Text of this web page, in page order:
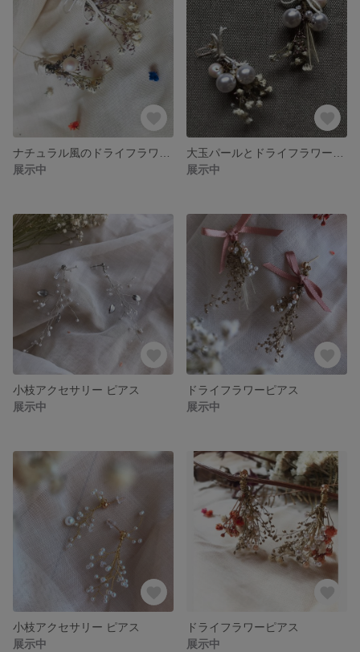
展示中
展示中
小枝アクセサリー ピアス
展示中
ドライフラワーピアス
展示中
小枝アクセサリー ピアス
展示中
ドライフラワーピアス
展示中